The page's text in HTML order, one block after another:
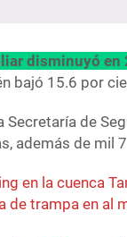
disminuyó en
bajó 15.6 por
Secretaría de
además de mil
en la cuenca
de trampa en al